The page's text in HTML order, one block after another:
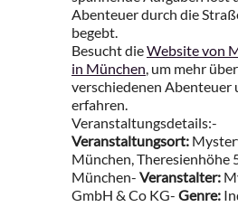
Abenteuer durch die
begebt.
Besucht dieWebsite von
in München, um mehr
verschiedenen Abenteuer
erfahren.
Veranstaltungsdetails:-
Veranstaltungsort:
München, Theresienhöhe
München- Veranstalter:
GmbH & Co KG- Genre: